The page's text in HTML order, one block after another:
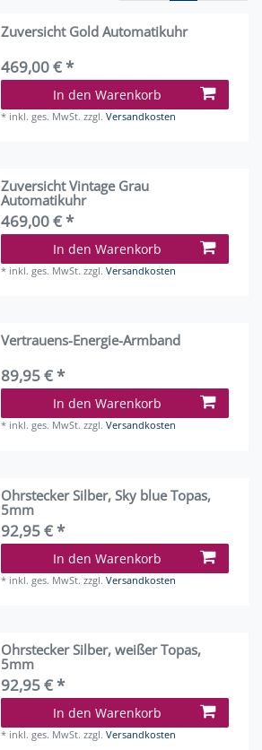
Zuversicht Gold Automatikuhr
469,00 € *
In den Warenkorb
* inkl. ges. MwSt. zzgl.Versandkosten
Zuversicht Vintage Grau
Automatikuhr
469,00 € *
In den Warenkorb
* inkl. ges. MwSt. zzgl.Versandkosten
Vertrauens-Energie-Armband
89,95 € *
In den Warenkorb
* inkl. ges. MwSt. zzgl.Versandkosten
Ohrstecker Silber, Sky blue Topas,
5mm
92,95 € *
In den Warenkorb
* inkl. ges. MwSt. zzgl.Versandkosten
Ohrstecker Silber, weißer Topas,
5mm
92,95 € *
In den Warenkorb
* inkl. ges. MwSt. zzgl.Versandkosten